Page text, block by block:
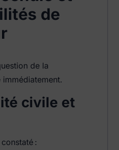
de
de la
civile et
: